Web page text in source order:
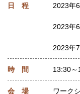
日 程 2023年
2023年
2023年
時 間 13:30～
会 場 ワーク